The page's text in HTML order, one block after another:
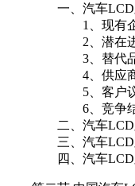
一、汽车LCD显
1、现有企业
2、潜在进入
3、替代品威
4、供应商议
5、客户议
6、竞争结构
二、汽车LCD显
三、汽车LCD显
四、汽车LCD显